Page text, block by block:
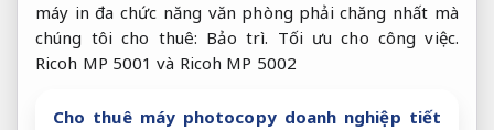
máy in đa chức năng văn phòng phải chăng nhất mà
chúng tôi cho thuê: Bảo trì. Tối ưu cho công việc.
Ricoh MP 5001 và Ricoh MP 5002
Cho thuê máy photocopy doanh nghiệp tiết